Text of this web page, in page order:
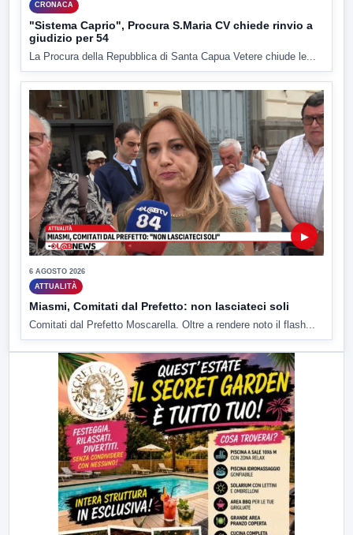
CRONACA
"Sistema Caprio", Procura S.Maria CV chiede rinvio a
giudizio per 54
La Procura della Repubblica di Santa Capua Vetere chiude le...
▶
6 AGOSTO 2026
ATTUALITÀ
Miasmi, Comitati dal Prefetto: non lasciateci soli
Comitati dal Prefetto Moscarella. Oltre a rendere noto il flash...